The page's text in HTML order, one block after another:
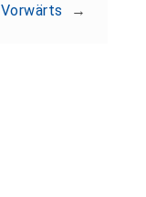
Vorwärts →